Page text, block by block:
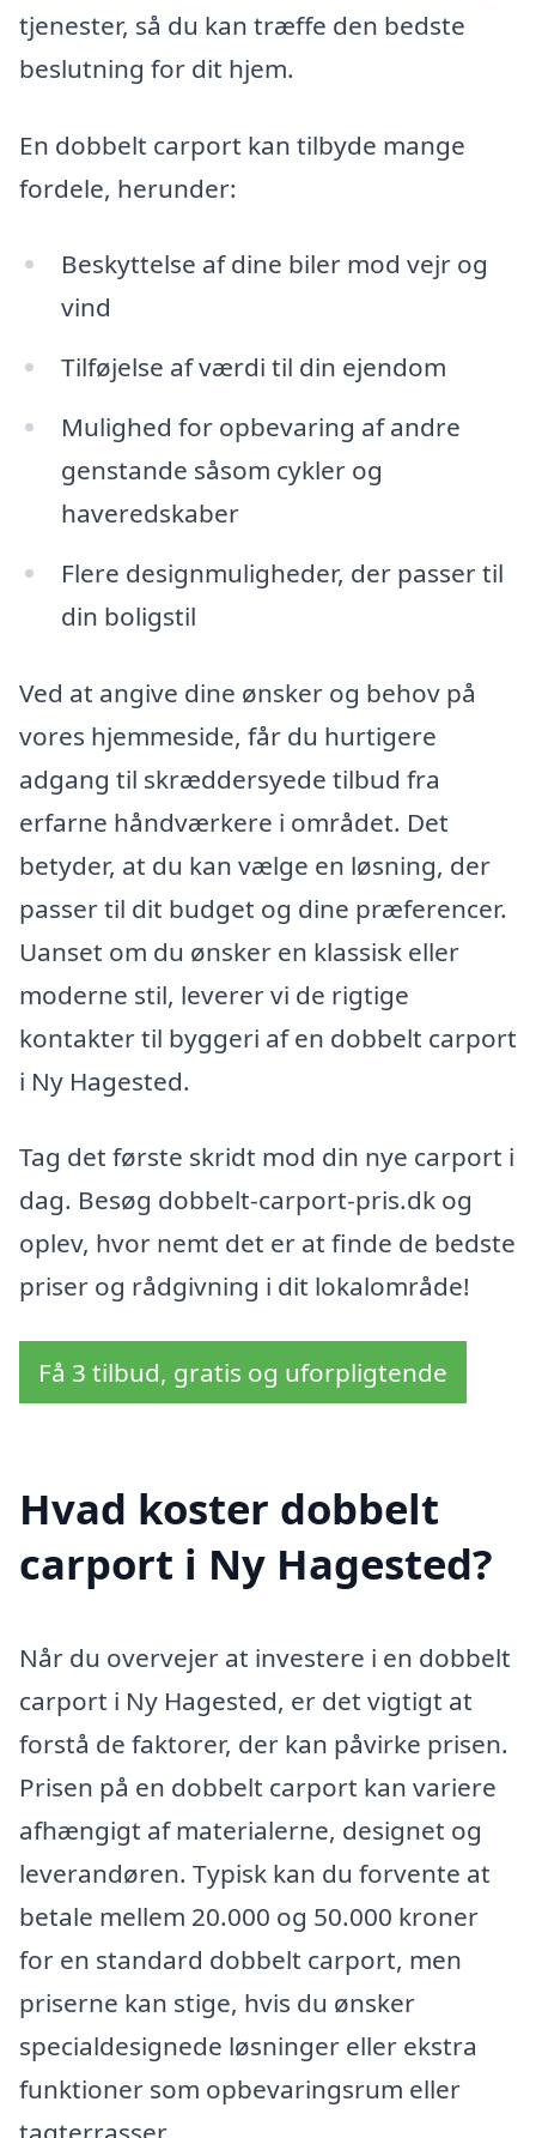
tjenester, så du kan træffe den bedste
beslutning for dit hjem.
En dobbelt carport kan tilbyde mange
fordele, herunder:
Beskyttelse af dine biler mod vejr og
vind
Tilføjelse af værdi til din ejendom
Mulighed for opbevaring af andre
genstande såsom cykler og
haveredskaber
Flere designmuligheder, der passer til
din boligstil
Ved at angive dine ønsker og behov på
vores hjemmeside, får du hurtigere
adgang til skræddersyede tilbud fra
erfarne håndværkere i området. Det
betyder, at du kan vælge en løsning, der
passer til dit budget og dine præferencer.
Uanset om du ønsker en klassisk eller
moderne stil, leverer vi de rigtige
kontakter til byggeri af en dobbelt carport
i Ny Hagested.
Tag det første skridt mod din nye carport i
dag. Besøg dobbelt-carport-pris.dk og
oplev, hvor nemt det er at finde de bedste
priser og rådgivning i dit lokalområde!
Få 3 tilbud, gratis og uforpligtende
Hvad koster dobbelt
carport i Ny Hagested?
Når du overvejer at investere i en dobbelt
carport i Ny Hagested, er det vigtigt at
forstå de faktorer, der kan påvirke prisen.
Prisen på en dobbelt carport kan variere
afhængigt af materialerne, designet og
leverandøren. Typisk kan du forvente at
betale mellem 20.000 og 50.000 kroner
for en standard dobbelt carport, men
priserne kan stige, hvis du ønsker
specialdesignede løsninger eller ekstra
funktioner som opbevaringsrum eller